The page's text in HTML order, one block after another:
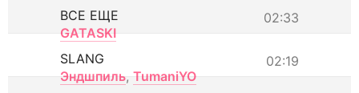
02:33
ВСЕ ЕЩЕ
GATASKI
02:19
SLANG
Эндшпиль, TumaniYO